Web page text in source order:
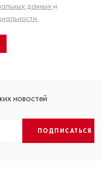
данных и
новостей
ПОДПИСАТЬСЯ